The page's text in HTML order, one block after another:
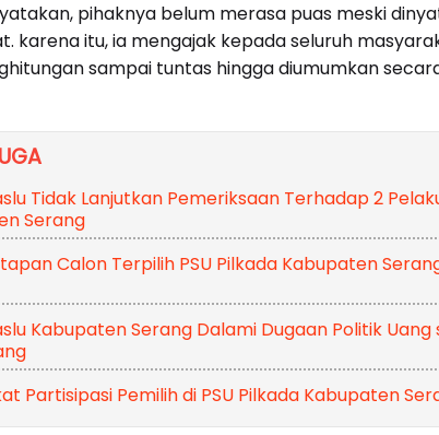
pihaknya belum merasa puas meski
karena itu, ia mengajak kepada seluruh
sampai tuntas hingga diumumkan
Tidak Lanjutkan Pemeriksaan Terhadap 2
Serang
Calon Terpilih PSU Pilkada Kabupaten
Kabupaten Serang Dalami Dugaan Politik
Partisipasi Pemilih di PSU Pilkada Kabupaten